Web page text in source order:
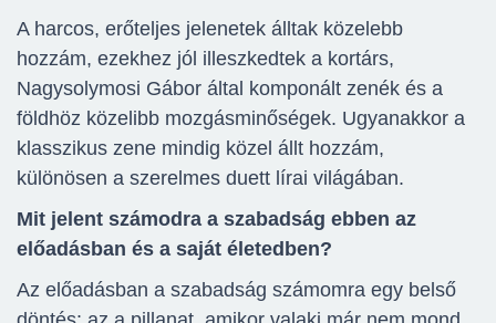
A harcos, erőteljes jelenetek álltak közelebb
hozzám, ezekhez jól illeszkedtek a kortárs,
Nagysolymosi Gábor által komponált zenék és a
földhöz közelibb mozgásminőségek. Ugyanakkor a
klasszikus zene mindig közel állt hozzám,
különösen a szerelmes duett lírai világában.
Mit jelent számodra a szabadság ebben az
előadásban és a saját életedben?
Az előadásban a szabadság számomra egy belső